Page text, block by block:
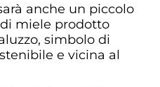
anche un piccolo
miele prodotto
simbolo di
e vicina al